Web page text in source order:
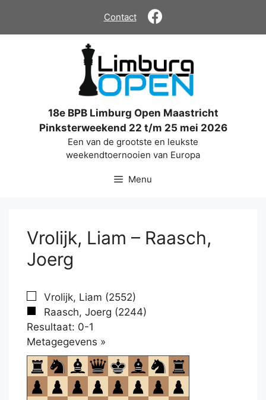
de
Contact
18e BPB Limburg Open Maastricht
Pinksterweekend 22 t/m 25 mei 2026
Een van de grootste en leukste
weekendtoernooien van Europa
Menu
Vrolijk, Liam – Raasch,
Joerg
Vrolijk, Liam (2552)
Raasch, Joerg (2244)
Resultaat: 0-1
Metagegevens »
om
te
openen.